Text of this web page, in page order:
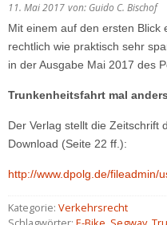
11. Mai 2017 von: Guido C. Bischof
Mit einem auf den ersten
rechtlich wie praktisch sehr
in der Ausgabe Mai 2017 des
Trunkenheitsfahrt mal
Der Verlag stellt die Zeitschrift
Download (Seite 22 ff.):
http://www.dpolg.de/fileadmin/
Kategorie: Verkehrsrecht